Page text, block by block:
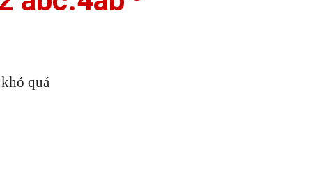
quá